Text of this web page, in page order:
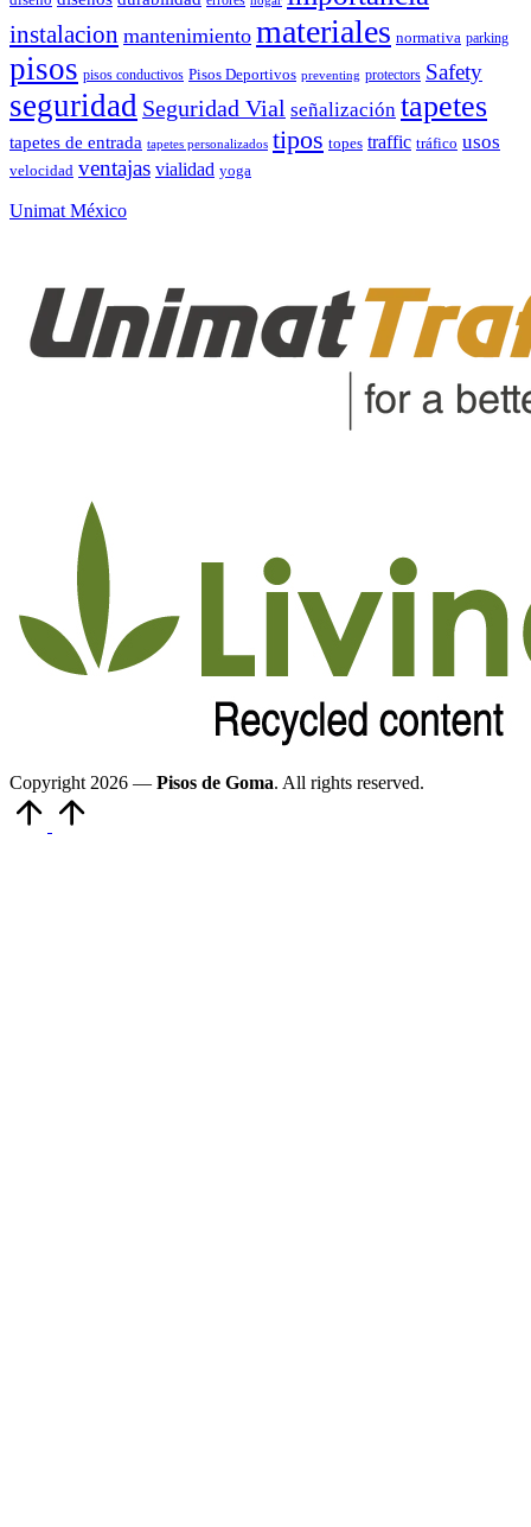
instalacion mantenimiento materiales normativa parking
pisos pisos conductivos Pisos Deportivos preventing protectors Safety
seguridad Seguridad Vial señalización tapetes
tapetes de entrada tapetes personalizados tipos topes traffic tráfico usos
velocidad ventajas vialidad yoga
Unimat México
Copyright 2026 — Pisos de Goma. All rights reserved.